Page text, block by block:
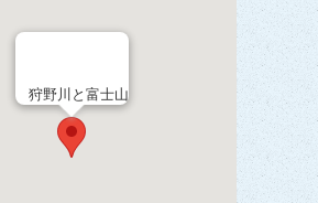
狩野川と富士山